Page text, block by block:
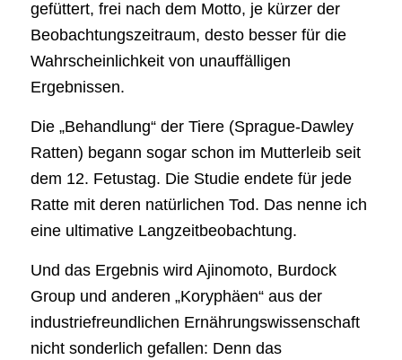
gefüttert, frei nach dem Motto, je kürzer der
Beobachtungszeitraum, desto besser für die
Wahrscheinlichkeit von unauffälligen
Ergebnissen.
Die „Behandlung“ der Tiere (Sprague-Dawley
Ratten) begann sogar schon im Mutterleib seit
dem 12. Fetustag. Die Studie endete für jede
Ratte mit deren natürlichen Tod. Das nenne ich
eine ultimative Langzeitbeobachtung.
Und das Ergebnis wird Ajinomoto, Burdock
Group und anderen „Koryphäen“ aus der
industriefreundlichen Ernährungswissenschaft
nicht sonderlich gefallen: Denn das